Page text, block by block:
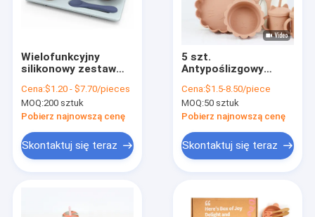
Wielofunkcyjny
silikonowy zestaw
niezniszczalny dla
małych dzieci
Cena:$1.20 - $7.70/pieces
MOQ:200 sztuk
Pobierz najnowszą cenę
Skontaktuj się teraz
5 szt.
Antypoślizgowy
karmienia niemowląt
Wodoodporny bez
BPA dla dzieci
Cena:$1.5-8.50/piece
MOQ:50 sztuk
Pobierz najnowszą cenę
Skontaktuj się teraz